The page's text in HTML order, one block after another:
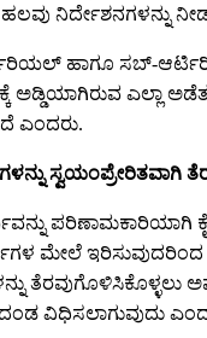
ನಿರ್ದೇಶನಗಳನ್ನು
ಹಾಗೂ ಸಬ್-
ಅಡ್ಡಿಯಾಗಿರುವ ಎಲ್ಲಾ
ಎಂದರು.
ಸ್ವಯಂಪ್ರೇರಿತವಾಗಿ
ಪರಿಣಾಮಕಾರಿಯಾಗಿ
ಮೇಲೆ
ತೆರವುಗೊಳಿಸಿಕೊಳ್ಳಲು
ವಿಧಿಸಲಾಗುವುದು